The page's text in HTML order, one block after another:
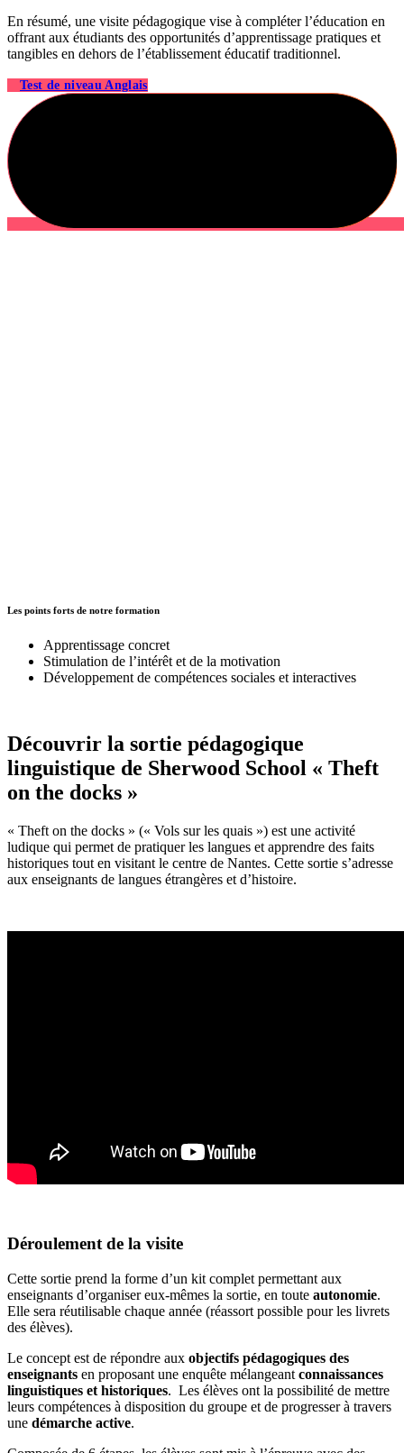
En résumé, une visite pédagogique vise à compléter l’éducation en
offrant aux étudiants des opportunités d’apprentissage pratiques et
tangibles en dehors de l’établissement éducatif traditionnel.
Test de niveau Anglais
Les points forts de notre formation
Apprentissage concret
Stimulation de l’intérêt et de la motivation
Développement de compétences sociales et interactives
Découvrir la sortie pédagogique
linguistique de Sherwood School « Theft
on the docks »
« Theft on the docks » (« Vols sur les quais ») est une activité
ludique qui permet de pratiquer les langues et apprendre des faits
historiques tout en visitant le centre de Nantes. Cette sortie s’adresse
aux enseignants de langues étrangères et d’histoire.
Déroulement de la visite
Cette sortie prend la forme d’un kit complet permettant aux
enseignants d’organiser eux-mêmes la sortie, en toute autonomie.
Elle sera réutilisable chaque année (réassort possible pour les livrets
des élèves).
Le concept est de répondre aux objectifs pédagogiques des
enseignants en proposant une enquête mélangeant connaissances
linguistiques et historiques. Les élèves ont la possibilité de mettre
leurs compétences à disposition du groupe et de progresser à travers
une démarche active.